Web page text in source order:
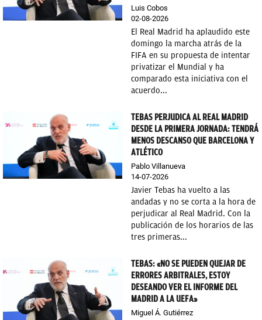
Luis Cobos
02-08-2026
El Real Madrid ha aplaudido este
domingo la marcha atrás de la
FIFA en su propuesta de intentar
privatizar el Mundial y ha
comparado esta iniciativa con el
acuerdo...
TEBAS PERJUDICA AL REAL MADRID
DESDE LA PRIMERA JORNADA: TENDRÁ
MENOS DESCANSO QUE BARCELONA Y
ATLÉTICO
Pablo Villanueva
14-07-2026
Javier Tebas ha vuelto a las
andadas y no se corta a la hora de
perjudicar al Real Madrid. Con la
publicación de los horarios de las
tres primeras...
TEBAS: «NO SE PUEDEN QUEJAR DE
ERRORES ARBITRALES, ESTOY
DESEANDO VER EL INFORME DEL
MADRID A LA UEFA»
Miguel Á. Gutiérrez